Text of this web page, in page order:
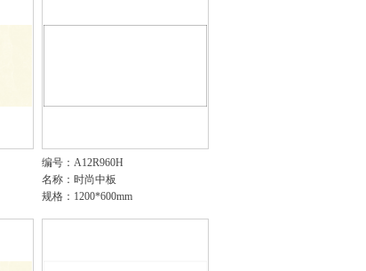
编号：A12R960H
名称：时尚中板
规格：1200*600mm